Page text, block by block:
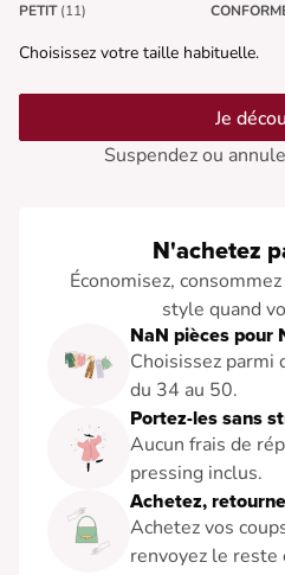
PETIT (11)
Choisissez votre taille habituelle.
Je
Suspendez ou
N'achetez
Économisez,
style quand
NaN pièces pour
Choisissez
du 34 au 50.
Portez-les sans
Aucun frais de
pressing inclus.
Achetez,
Achetez vos
renvoyez le reste